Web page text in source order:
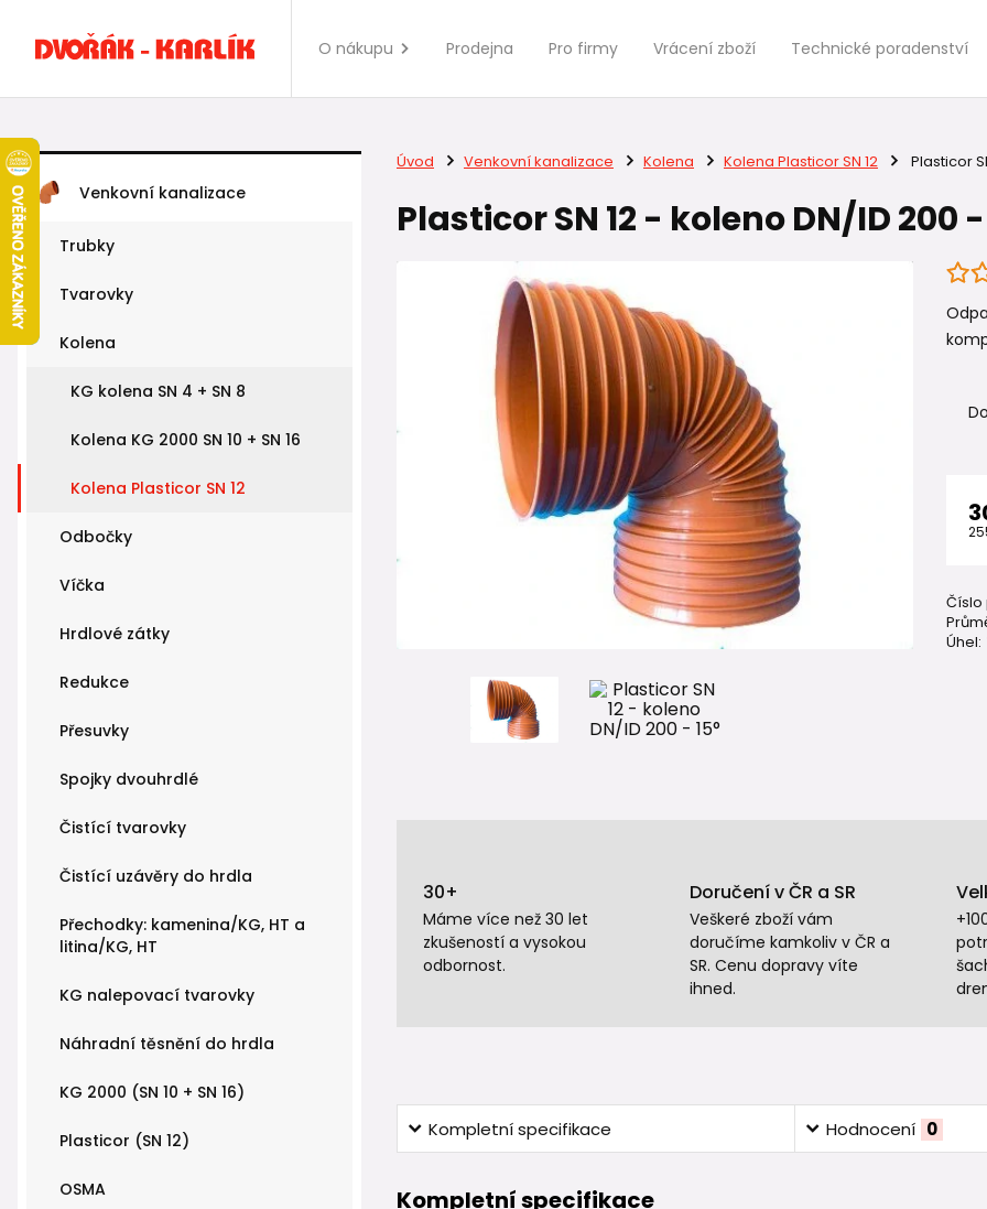
O nákupu Prodejna Pro firmy Vrácení zboží Technické poradenství
Venkovní kanalizace
Trubky
Tvarovky
Kolena
KG kolena SN 4 + SN 8
Kolena KG 2000 SN 10 + SN 16
Kolena Plasticor SN 12
Odbočky
Víčka
Hrdlové zátky
Redukce
Přesuvky
Spojky dvouhrdlé
Čistící tvarovky
Čistící uzávěry do hrdla
Přechodky: kamenina/KG, HT a
litina/KG, HT
KG nalepovací tvarovky
Náhradní těsnění do hrdla
KG 2000 (SN 10 + SN 16)
Plasticor (SN 12)
OSMA
Úvod Venkovní kanalizace Kolena Kolena Plasticor SN 12 Plasticor
Plasticor SN 12 - koleno DN/ID 200 -
Číslo
Úhel:
30+
Máme více než 30 let
zkušeností a vysokou
odbornost.
Doručení v ČR a SR
Veškeré zboží vám
doručíme kamkoliv v ČR a
SR. Cenu dopravy víte
ihned.
Kompletní specifikace Hodnocení 0
Kompletní specifikace